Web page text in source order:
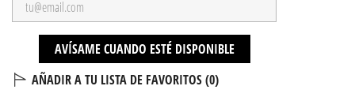
AVÍSAME CUANDO ESTÉ DISPONIBLE
AÑADIR A TU LISTA DE FAVORITOS (0)